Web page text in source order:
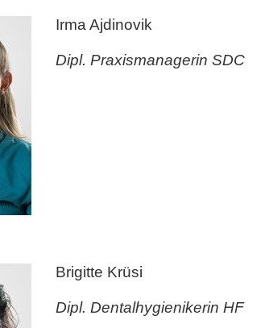
Irma Ajdinovik
Dipl. Praxismanagerin SDC
Brigitte Krüsi
Dipl. Dentalhygienikerin HF